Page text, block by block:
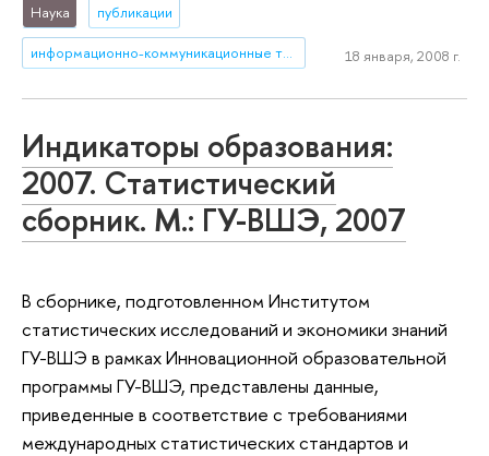
Наука публикации
информационно-коммуникационные технологии 18 января, 2008 г.
Индикаторы образования:
2007. Статистический
сборник. М.: ГУ-ВШЭ, 2007
В сборнике, подготовленном Институтом
статистических исследований и экономики знаний
ГУ-ВШЭ в рамках Инновационной образовательной
программы ГУ-ВШЭ, представлены данные,
приведенные в соответствие с требованиями
международных статистических стандартов и